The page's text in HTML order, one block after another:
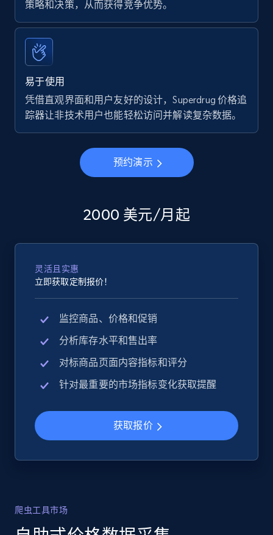
策略和决策，从而获得竞争优势。
易于使用
凭借直观界面和用户友好的设计，Superdrug 价格追
踪器让非技术用户也能轻松访问并解读复杂数据。
预约演示
2000 美元/月起
灵活且实惠
立即获取定制报价！
监控商品、价格和促销
分析库存水平和售出率
对标商品页面内容指标和评分
针对最重要的市场指标变化获取提醒
获取报价
爬虫工具市场